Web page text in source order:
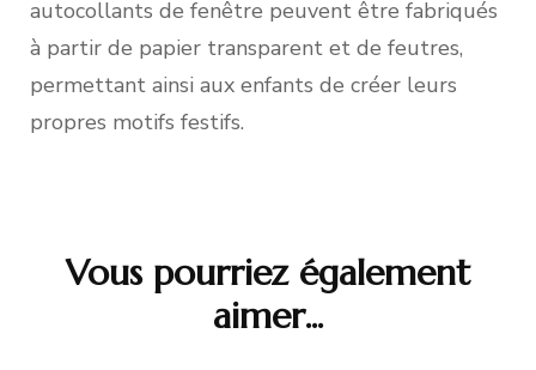
autocollants de fenêtre peuvent être fabriqués
à partir de papier transparent et de feutres,
permettant ainsi aux enfants de créer leurs
propres motifs festifs.
Navigation
Vous pourriez également
aimer...